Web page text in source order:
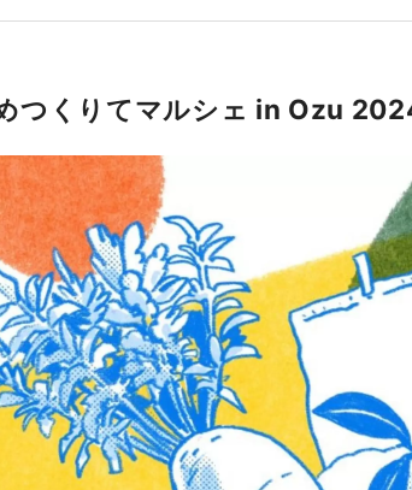
つくりてマルシェ in Ozu